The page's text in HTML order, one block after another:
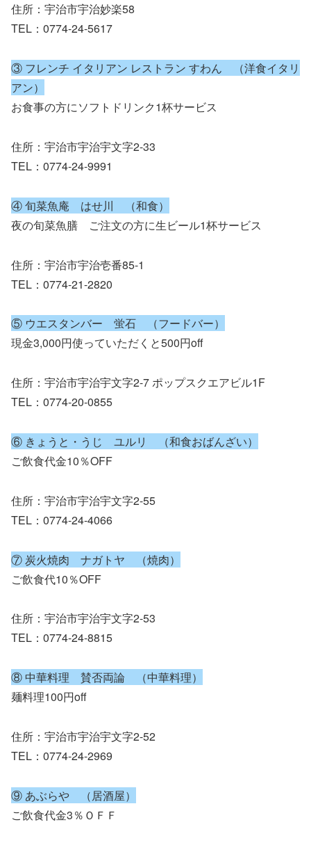
住所：宇治市宇治妙楽58
TEL：0774-24-5617
③ フレンチ イタリアン レストラン すわん （洋食イタリ
アン）
お食事の方にソフトドリンク1杯サービス
住所：宇治市宇治宇文字2-33
TEL：0774-24-9991
④ 旬菜魚庵 はせ川 （和食）
夜の旬菜魚膳 ご注文の方に生ビール1杯サービス
住所：宇治市宇治壱番85-1
TEL：0774-21-2820
⑤ ウエスタンバー 蛍石 （フードバー）
現金3,000円使っていただくと500円off
住所：宇治市宇治宇文字2-7 ポップスクエアビル1F
TEL：0774-20-0855
⑥ きょうと・うじ ユルリ （和食おばんざい）
ご飲食代金10％OFF
住所：宇治市宇治宇文字2-55
TEL：0774-24-4066
⑦ 炭火焼肉 ナガトヤ （焼肉）
ご飲食代10％OFF
住所：宇治市宇治宇文字2-53
TEL：0774-24-8815
⑧ 中華料理 賛否両論 （中華料理）
麺料理100円off
住所：宇治市宇治宇文字2-52
TEL：0774-24-2969
⑨ あぶらや （居酒屋）
ご飲食代金3％ＯＦＦ